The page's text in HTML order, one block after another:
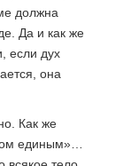
должна
Да и как же
если дух
она
Как же
единым»…